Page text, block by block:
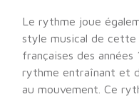
Le rythme joue
style musical de cette
françaises des
rythme entraînant et
au mouvement. Ce